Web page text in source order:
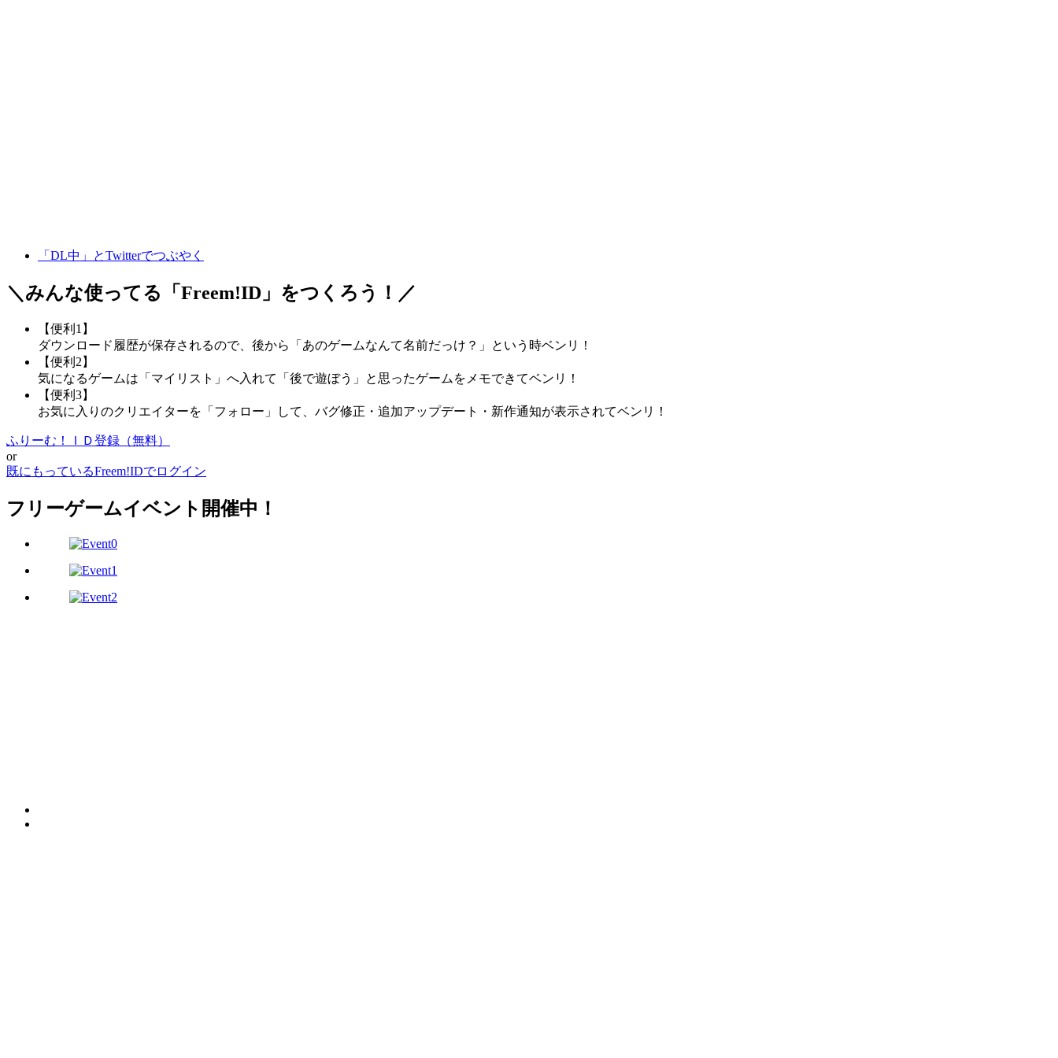
「DL中」とTwitterでつぶやく
＼みんな使ってる「 Freem!ID 」をつくろう！／
【便利1】
ダウンロード履歴が保存されるので、後から「あのゲームなんて名前だっけ？」という時ベンリ！
【便利2】
気になるゲームは「マイリスト」へ入れて「後で遊ぼう」と思ったゲームをメモできてベンリ！
【便利3】
お気に入りのクリエイターを「フォロー」して、バグ修正・追加アップデート・新作通知が表示されてベンリ！
ふりーむ！ＩＤ登録（無料）
or
既にもっているFreem!IDでログイン
フリーゲームイベント開催中！